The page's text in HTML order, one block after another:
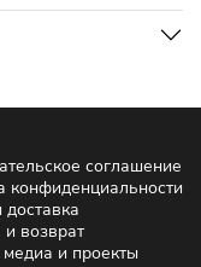
соглашение
конфиденциальности
и возврат
и проекты